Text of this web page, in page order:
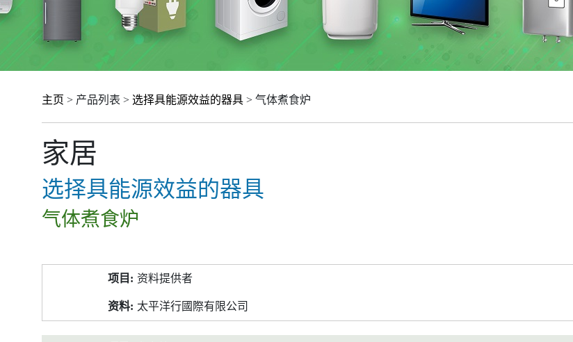
主页 > 产品列表 > 选择具能源效益的器具 > 气体煮食炉
家居
选择具能源效益的器具
气体煮食炉
料
资料提供者
太平洋行國際有限公司